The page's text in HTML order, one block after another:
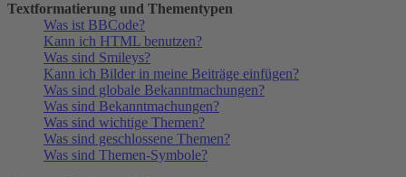
Textformatierung und Thementypen
Was ist BBCode?
Kann ich HTML benutzen?
Was sind Smileys?
Kann ich Bilder in meine Beiträge einfügen?
Was sind globale Bekanntmachungen?
Was sind Bekanntmachungen?
Was sind wichtige Themen?
Was sind geschlossene Themen?
Was sind Themen-Symbole?